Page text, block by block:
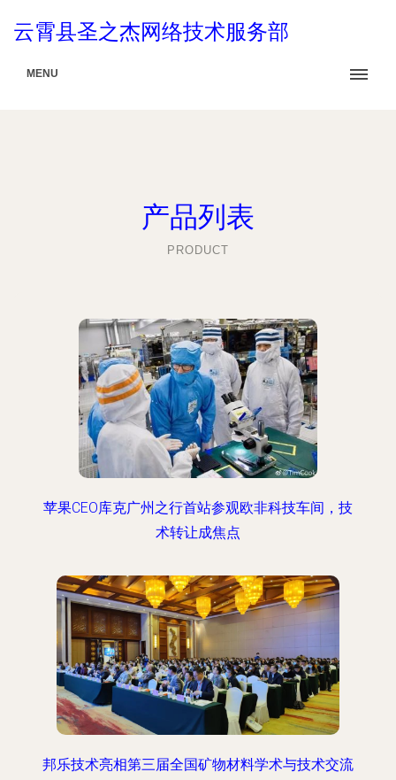
云霄县圣之杰网络技术服务部
MENU
产品列表
PRODUCT
苹果CEO库克广州之行首站参观欧非科技车间，技
术转让成焦点
邦乐技术亮相第三届全国矿物材料学术与技术交流